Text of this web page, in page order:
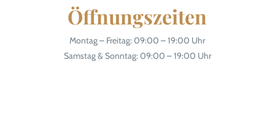
Öffnungszeiten
Montag – Freitag: 09:00 – 19:00 Uhr
Samstag & Sonntag: 09:00 – 19:00 Uhr